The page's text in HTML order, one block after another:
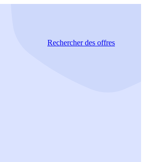
Rechercherdes offres